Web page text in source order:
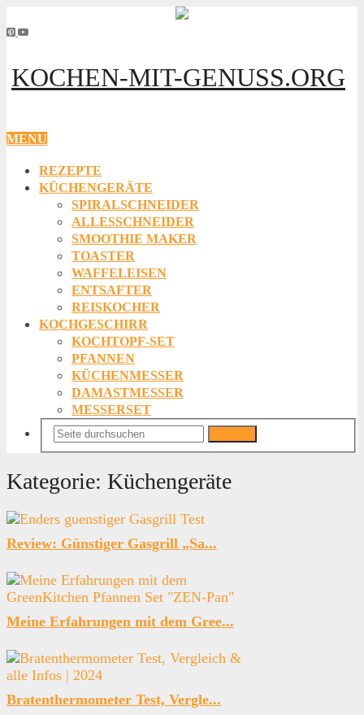
KOCHEN-MIT-GENUSS.ORG
MENU
REZEPTE
KÜCHENGERÄTE
SPIRALSCHNEIDER
ALLESSCHNEIDER
SMOOTHIE MAKER
TOASTER
WAFFELEISEN
ENTSAFTER
REISKOCHER
KOCHGESCHIRR
KOCHTOPF-SET
PFANNEN
KÜCHENMESSER
DAMASTMESSER
MESSERSET
Kategorie: Küchengeräte
Review: Günstiger Gasgrill „Sa...
Meine Erfahrungen mit dem Gree...
Bratenthermometer Test, Vergle...